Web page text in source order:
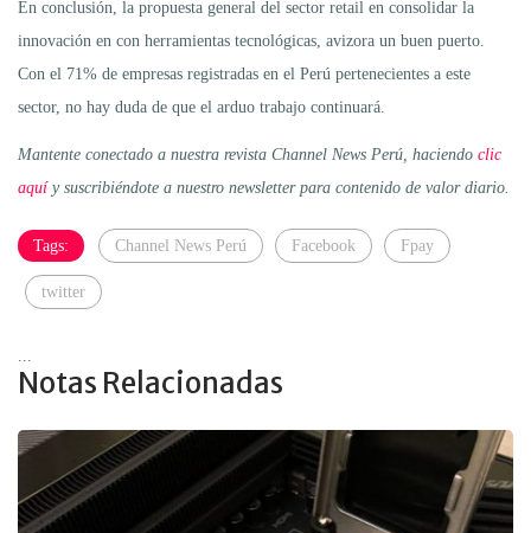
En conclusión, la propuesta general del sector retail en consolidar la
innovación en con herramientas tecnológicas, avizora un buen puerto.
Con el 71% de empresas registradas en el Perú pertenecientes a este
sector, no hay duda de que el arduo trabajo continuará.
Mantente conectado a nuestra revista Channel News Perú, haciendo clic
aquíy suscribiéndote a nuestro newsletter para contenido de valor diario.
Tags: Channel News Perú Facebook Fpay
twitter
Notas Relacionadas